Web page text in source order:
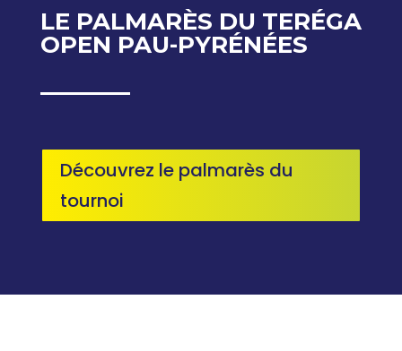
LE PALMARÈS DU TERÉGA
OPEN PAU-PYRÉNÉES
Découvrez le palmarès du
tournoi